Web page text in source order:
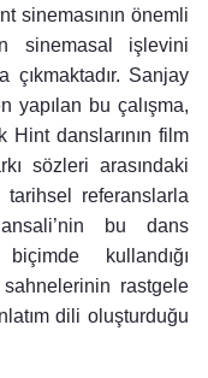
sinemasının önemli
sinemasal işlevini
Sanjay
yapılan bu çalışma,
Hint danslarının film
sözleri arasındaki
referanslarla
bu dans
kullandığı
rastgele
dili oluşturduğu